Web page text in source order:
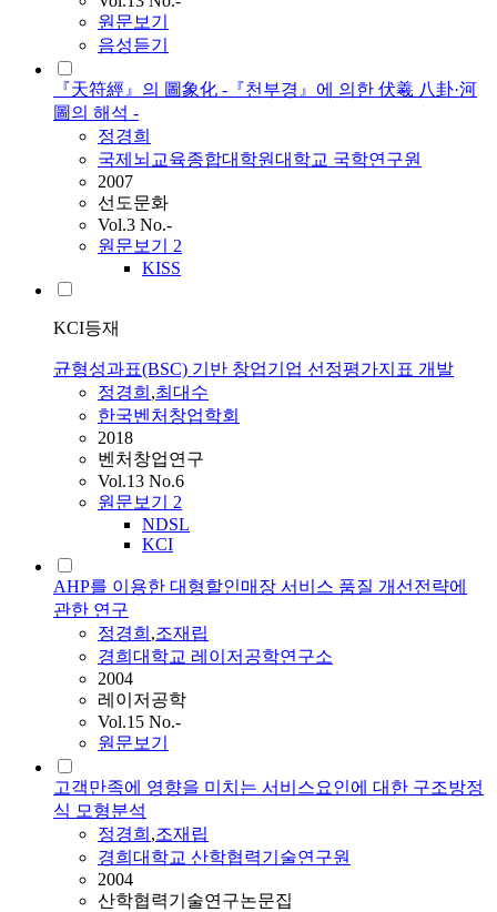
원문보기
음성듣기
『天符經』의 圖象化 -『천부경』에 의한 伏羲 八卦·河
圖의 해석 -
정경희
국제뇌교육종합대학원대학교 국학연구원
2007
선도문화
Vol.3 No.-
원문보기 2
KISS
KCI등재
균형성과표(BSC) 기반 창업기업 선정평가지표 개발
정경희 ,최대수
한국벤처창업학회
2018
벤처창업연구
Vol.13 No.6
원문보기 2
NDSL
KCI
AHP를 이용한 대형할인매장 서비스 품질 개선전략에
관한 연구
정경희 ,조재립
경희대학교 레이저공학연구소
2004
레이저공학
Vol.15 No.-
원문보기
고객만족에 영향을 미치는 서비스요인에 대한 구조방정
식 모형분석
정경희 ,조재립
경희대학교 산학협력기술연구원
2004
산학협력기술연구논문집